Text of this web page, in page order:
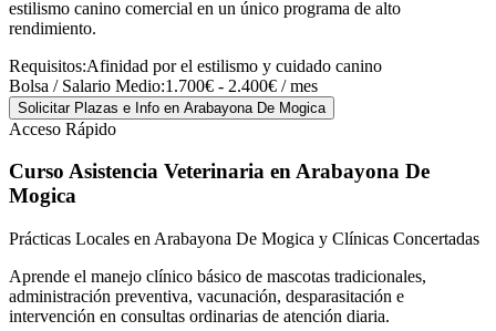
estilismo canino comercial en un único programa de alto
rendimiento.
Requisitos:Afinidad por el estilismo y cuidado canino
Bolsa / Salario Medio:1.700€ - 2.400€ / mes
Solicitar Plazas e Info en Arabayona De Mogica
Acceso Rápido
Curso Asistencia Veterinaria en Arabayona De
Mogica
Prácticas Locales en Arabayona De Mogica y Clínicas Concertadas
Aprende el manejo clínico básico de mascotas tradicionales,
administración preventiva, vacunación, desparasitación e
intervención en consultas ordinarias de atención diaria.